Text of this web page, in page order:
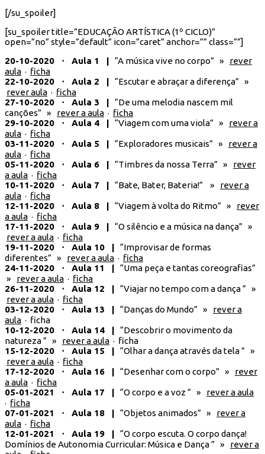
[/su_spoiler]
[su_spoiler title=”EDUCAÇÃO ARTÍSTICA (1º CICLO)”
open=”no” style=”default” icon=”caret” anchor=”” class=””]
20-10-2020 ⋅ Aula 1 | “A música vive no corpo” » rever
aula · ficha
22-10-2020 ⋅ Aula 2 | “Escutar e abraçar a diferença” »
rever aula · ficha
27-10-2020 ⋅ Aula 3 | “De uma melodia nascem mil
canções” » rever a aula · ficha
29-10-2020 ⋅ Aula 4 | “Viagem com uma viola” » rever a
aula · ficha
03-11-2020 ⋅ Aula 5 | “Exploradores musicais” » rever a
aula · ficha
05-11-2020 ⋅ Aula 6 | “Timbres da nossa Terra” » rever
a aula · ficha
10-11-2020 ⋅ Aula 7 | “Bate, Bater, Bateria!” » rever a
aula · ficha
12-11-2020 ⋅ Aula 8 | “Viagem à volta do Ritmo” » rever
a aula · ficha
17-11-2020 ⋅ Aula 9 | “O silêncio e a música na dança” »
rever a aula · ficha
19-11-2020 ⋅ Aula 10 | “Improvisar de formas
diferentes” » rever a aula · ficha
24-11-2020 ⋅ Aula 11 | “Uma peça e tantas coreografias”
» rever a aula · ficha
26-11-2020 ⋅ Aula 12 | “Viajar no tempo com a dança ” »
rever a aula · ficha
03-12-2020 ⋅ Aula 13 | “Danças do Mundo” » rever a
aula · ficha
10-12-2020 ⋅ Aula 14 | “Descobrir o movimento da
natureza ” » rever a aula · ficha
15-12-2020 ⋅ Aula 15 | “Olhar a dança através da tela ” »
rever a aula · ficha
17-12-2020 ⋅ Aula 16 | “Desenhar com o corpo” » rever
a aula · ficha
05-01-2021 ⋅ Aula 17 | “O corpo e a voz ” » rever a aula
· ficha
07-01-2021 ⋅ Aula 18 | “Objetos animados” » rever a
aula · ficha
12-01-2021 ⋅ Aula 19 | “O corpo escuta. O corpo dança!
Domínios de Autonomia Curricular: Música e Dança ” » rever a